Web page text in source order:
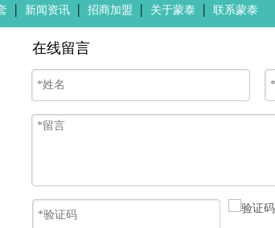
| 新闻资讯 | 招商加盟 | 关于蒙泰 | 联系蒙泰
在线留言